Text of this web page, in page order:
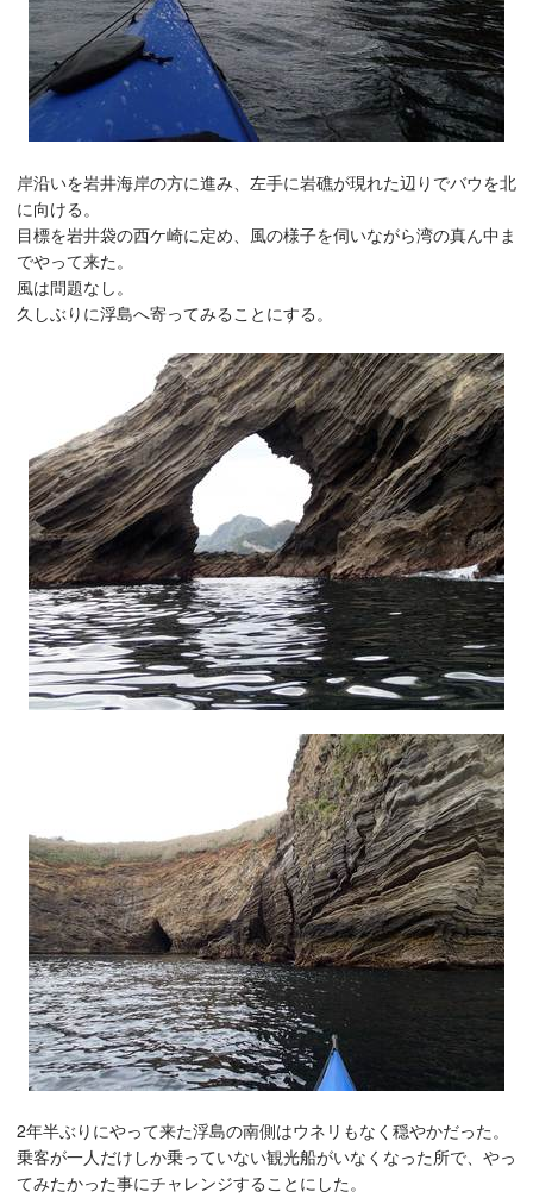
岸沿いを岩井海岸の方に進み、左手に岩礁が現れた辺りでバウを北
に向ける。
目標を岩井袋の西ケ崎に定め、風の様子を伺いながら湾の真ん中ま
でやって来た。
風は問題なし。
久しぶりに浮島へ寄ってみることにする。
2年半ぶりにやって来た浮島の南側はウネリもなく穏やかだった。
乗客が一人だけしか乗っていない観光船がいなくなった所で、やっ
てみたかった事にチャレンジすることにした。